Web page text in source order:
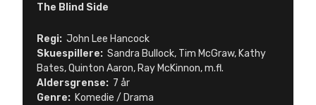
The Blind Side
Regi: John Lee Hancock
Skuespillere: Sandra Bullock, Tim McGraw, Kathy
Bates, Quinton Aaron, Ray McKinnon, m.fl.
Aldersgrense: 7 år
Genre: Komedie / Drama